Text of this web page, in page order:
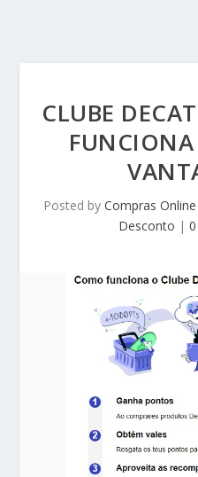
CLUBE
Posted by Compras Online
Desconto | 0